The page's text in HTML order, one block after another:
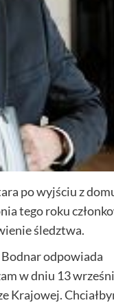
po wyjściu z
tego roku
śledztwa.
odpowiada
w dniu 13
Krajowej.